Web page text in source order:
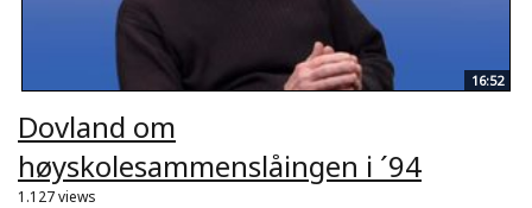
16:52
Dovland om
høyskolesammenslåingen i ´94
1.127 views